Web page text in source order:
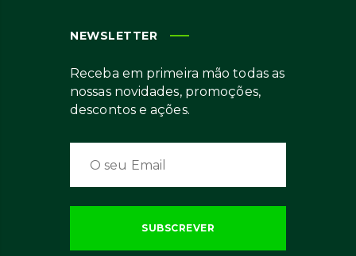
NEWSLETTER
Receba em primeira mão todas as
nossas novidades, promoções,
descontos e ações.